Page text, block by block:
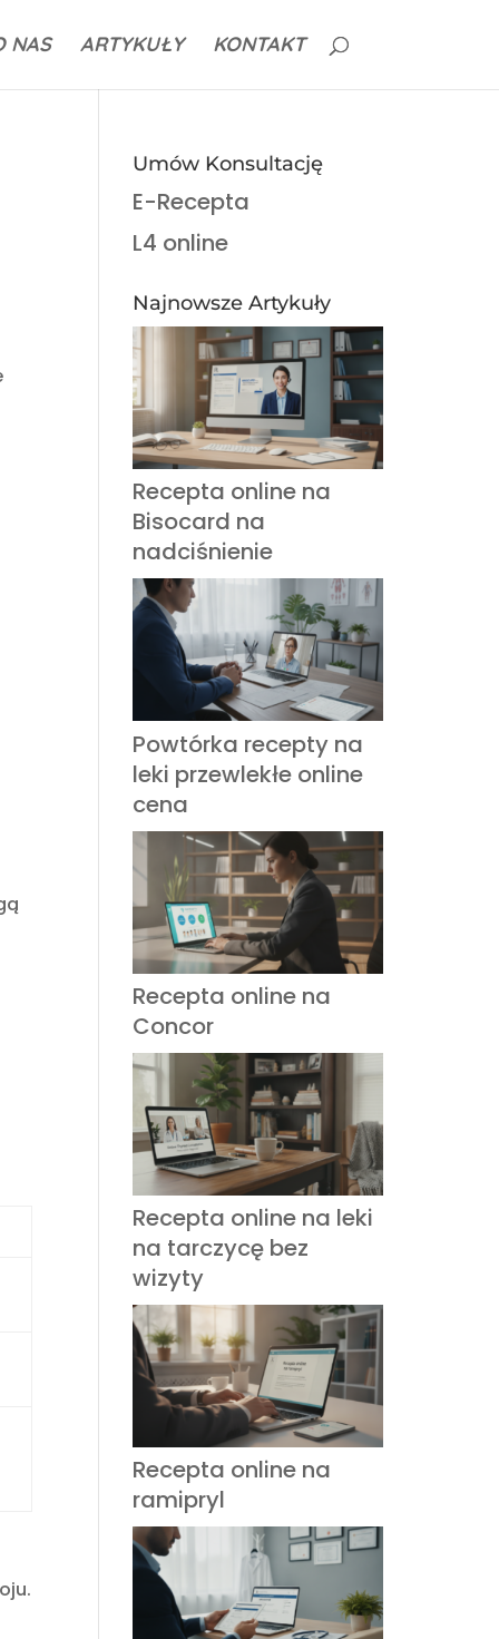
NAS ARTYKUŁY KONTAKT
Umów Konsultację
E-Recepta
L4 online
Najnowsze Artykuły
Recepta online na
Bisocard na
nadciśnienie
Powtórka recepty na
leki przewlekłe online
cena
Recepta online na
Concor
Recepta online na leki
na tarczycę bez
wizyty
Recepta online na
ramipryl